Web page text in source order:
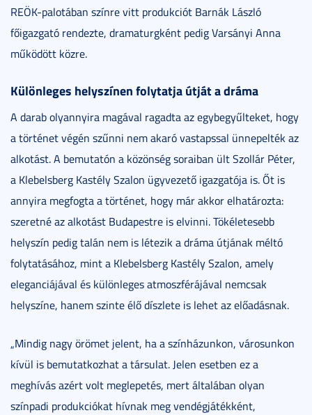
REÖK-palotában színre vitt produkciót Barnák László
főigazgató rendezte, dramaturgként pedig Varsányi Anna
működött közre.
Különleges helyszínen folytatja útját a dráma
A darab olyannyira magával ragadta az egybegyűlteket, hogy
a történet végén szűnni nem akaró vastapssal ünnepelték az
alkotást. A bemutatón a közönség soraiban ült Szollár Péter,
a Klebelsberg Kastély Szalon ügyvezető igazgatója is. Őt is
annyira megfogta a történet, hogy már akkor elhatározta:
szeretné az alkotást Budapestre is elvinni. Tökéletesebb
helyszín pedig talán nem is létezik a dráma útjának méltó
folytatásához, mint a Klebelsberg Kastély Szalon, amely
eleganciájával és különleges atmoszférájával nemcsak
helyszíne, hanem szinte élő díszlete is lehet az előadásnak.
„Mindig nagy örömet jelent, ha a színházunkon, városunkon
kívül is bemutatkozhat a társulat. Jelen esetben ez a
meghívás azért volt meglepetés, mert általában olyan
színpadi produkciókat hívnak meg vendégjátékként,